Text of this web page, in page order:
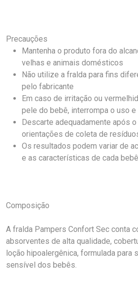
Precauções
Mantenha o produto fora do
velhas e animais domésticos
Não utilize a fralda para fins
pelo fabricante
Em caso de irritação ou
pele do bebê, interrompa o uso
Descarte adequadamente após
orientações de coleta de
Os resultados podem variar de
e as características de cada bebê
Composição
A fralda Pampers Confort Sec conta
absorventes de alta qualidade,
loção hipoalergênica, formulada para
sensível dos bebês.